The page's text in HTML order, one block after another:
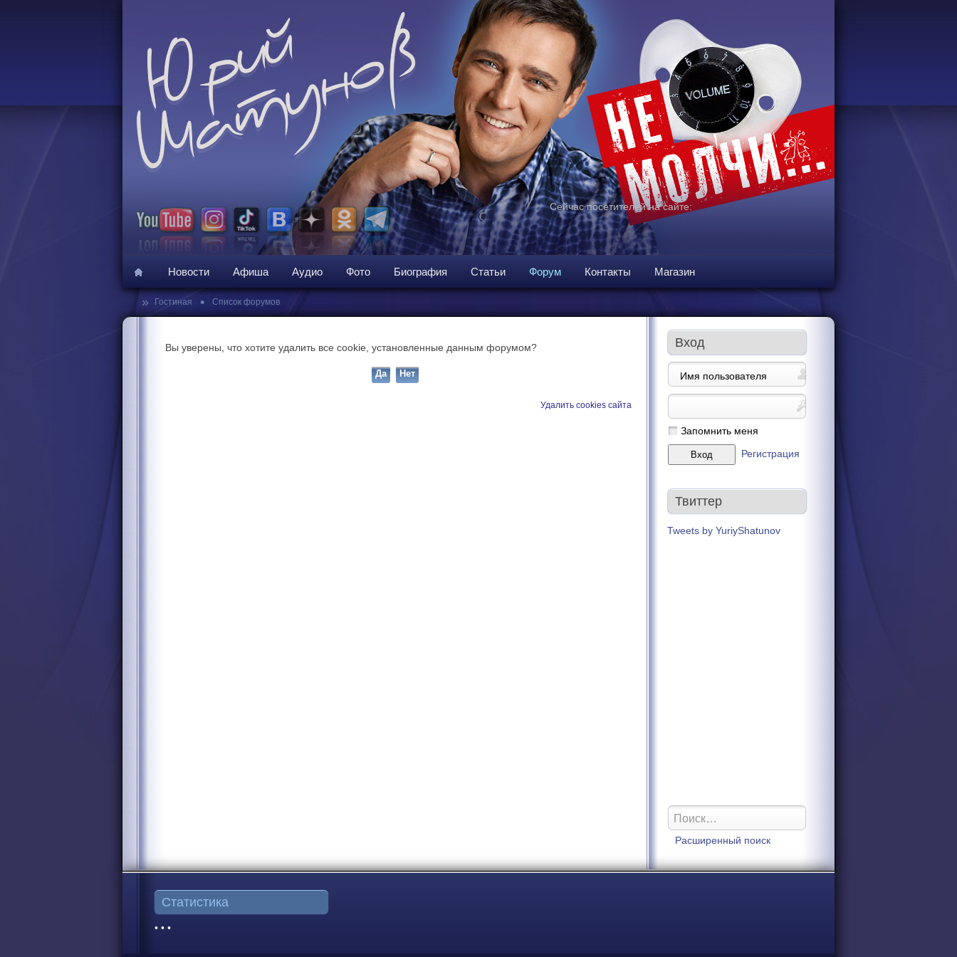
Сейчас посетителей на сайте:
Новости Афиша Аудио Фото Биография Статьи Форум Контакты Магазин
» Гостиная • Список форумов
Вы уверены, что хотите удалить все cookie, установленные данным форумом?
Удалить cookies сайта
Вход
Запомнить меня
Регистрация
Твиттер
Tweets by YuriyShatunov
Расширенный поиск
Статистика
• • •